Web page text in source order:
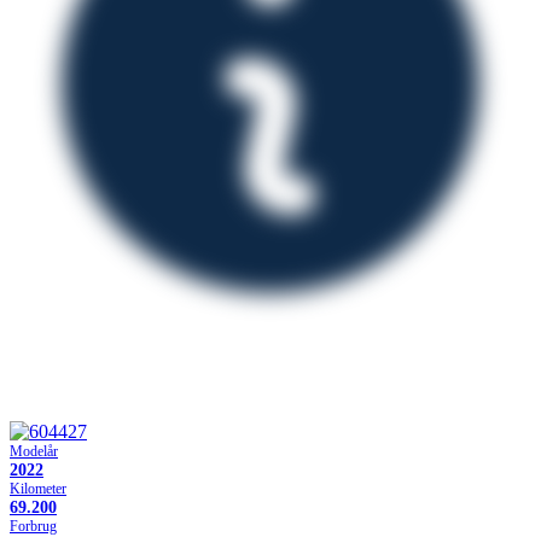
Modelår
2022
Kilometer
69.200
Forbrug